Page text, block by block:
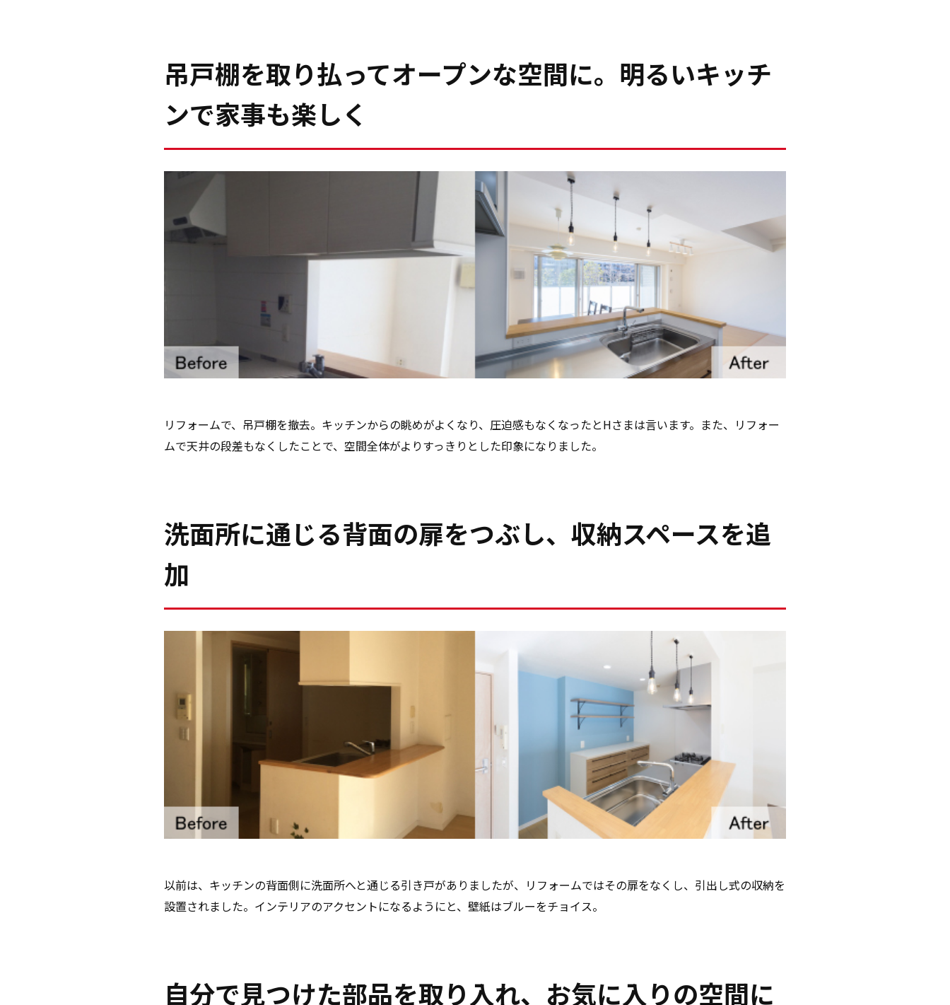
吊戸棚を取り払ってオープンな空間に。明るいキッチ
ンで家事も楽しく
リフォームで、吊戸棚を撤去。キッチンからの眺めがよくなり、圧迫感もなくなったとHさまは言います。また、リフォー
ムで天井の段差もなくしたことで、空間全体がよりすっきりとした印象になりました。
洗面所に通じる背面の扉をつぶし、収納スペースを追
加
以前は、キッチンの背面側に洗面所へと通じる引き戸がありましたが、リフォームではその扉をなくし、引出し式の収納を
設置されました。インテリアのアクセントになるようにと、壁紙はブルーをチョイス。
自分で見つけた部品を取り入れ、お気に入りの空間に